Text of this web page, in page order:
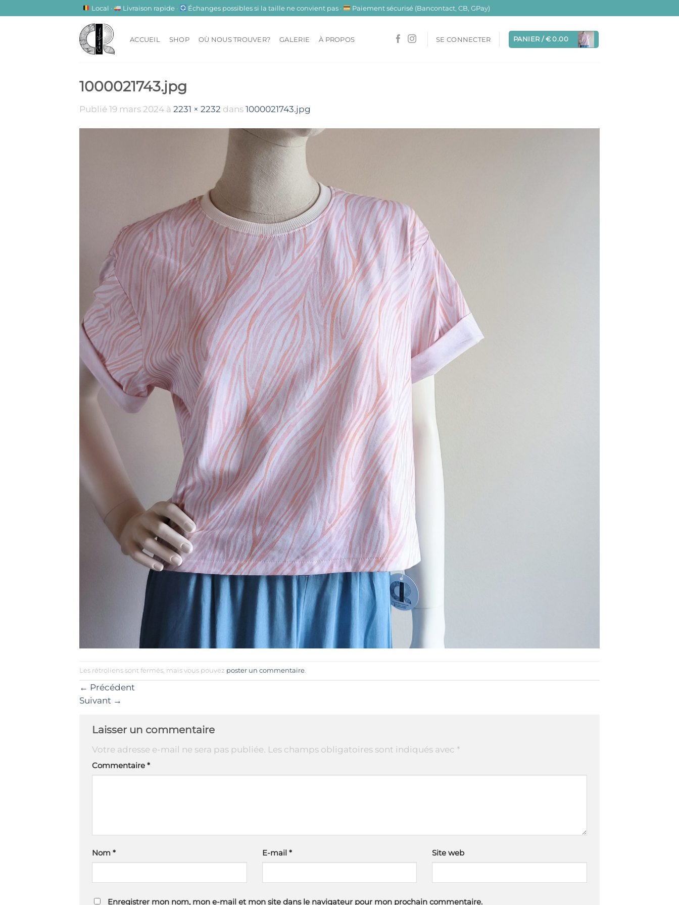
au
Local · Livraison rapide · Échanges possibles si la taille ne convient pas · Paiement sécurisé (Bancontact, CB, GPay)
ACCUEIL SHOP OÙ NOUS TROUVER? GALERIE À PROPOS SE CONNECTER PANIER /€0.00
1000021743.jpg
Publié 19 mars 2024 à 2231 × 2232 dans 1000021743.jpg
Les rétroliens sont fermés, mais vous pouvez poster un commentaire
← Précédent
Suivant →
Laisser un commentaire
Votre adresse e-mail ne sera pas publiée. Les champs obligatoires sont indiqués avec *
Commentaire *
Nom * E-mail * Site web
Enregistrer mon nom, mon e-mail et mon site dans le navigateur pour mon prochain commentaire.